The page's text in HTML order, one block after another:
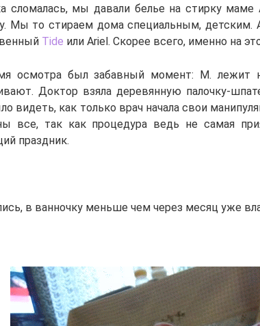
сломалась, мы давали белье на стирку маме
Мы то стираем дома специальным, детским.
Tide или Ariel. Скорее всего, именно на
осмотра был забавный момент: М. лежит
Доктор взяла деревянную палочку-
видеть, как только врач начала свои
все, так как процедура ведь не самая
праздник.
в ванночку меньше чем через месяц уже